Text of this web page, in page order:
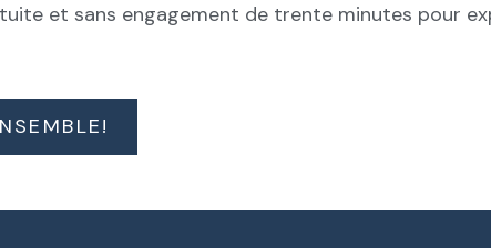
et sans engagement de trente minutes pour